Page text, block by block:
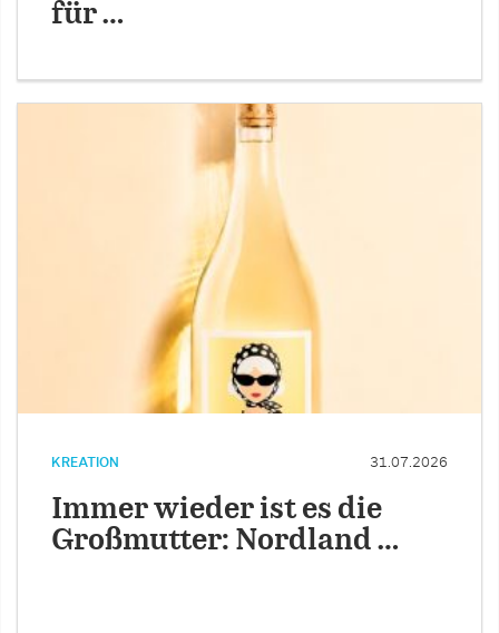
für …
KREATION 31.07.2026
Immer wieder ist es die
Großmutter: Nordland …